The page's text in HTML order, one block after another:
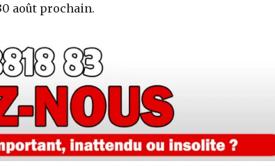
août prochain.